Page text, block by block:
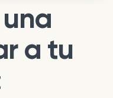
a tu